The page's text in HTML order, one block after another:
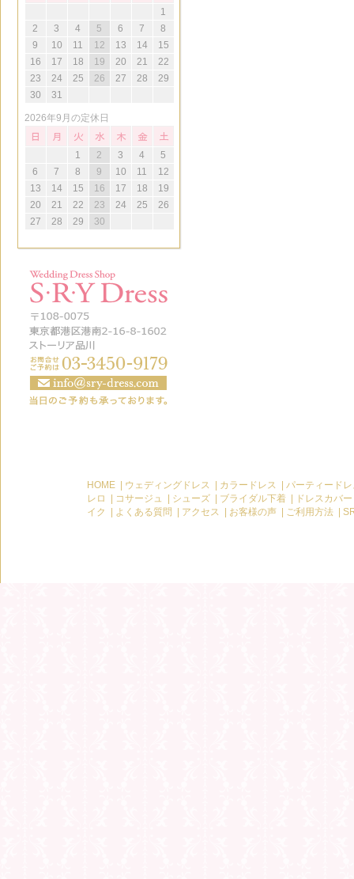
1
2
3 4 5 6 7
8
9
10 11 12 13 14
15
16
17 18 19 20 21
22
23
24 25 26 27 28
29
30
31
2026年9月の定休日
1 2 3 4
5
6
7 8 9 10 11
12
13
14 15 16 17 18
19
20
21 22 23 24 25
26
27
28 29 30
HOME ウェディングドレス カラードレス
パーティード
レロ
コサージュ シューズ ブライダル下着 ドレスカバー
イク
よくある質問 アクセス お客様の声| ご利用方法|